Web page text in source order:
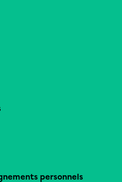
personnels